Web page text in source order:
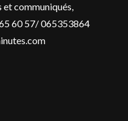
communiqués,
60 57/ 065353864